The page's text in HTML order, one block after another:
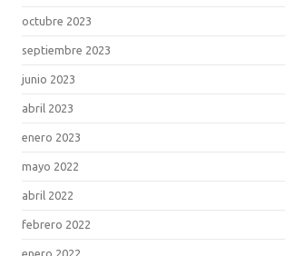
octubre 2023
septiembre 2023
junio 2023
abril 2023
enero 2023
mayo 2022
abril 2022
febrero 2022
enero 2022